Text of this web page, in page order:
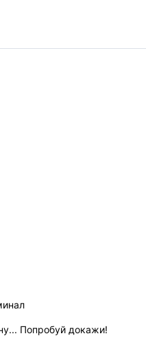
Попробуй докажи!